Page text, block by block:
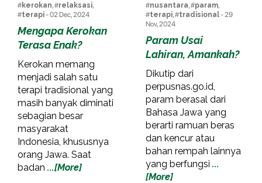
#kerokan, #relaksasi,
#terapi- 02 Dec, 2024
Mengapa Kerokan
Terasa Enak?
Kerokan memang
menjadi salah satu
terapi tradisional yang
masih banyak diminati
sebagian besar
masyarakat
Indonesia, khususnya
orang Jawa. Saat
badan ...[More]
#nusantara, #param,
#terapi, #tradisional- 29
Nov, 2024
Param Usai
Lahiran, Amankah?
Dikutip dari
perpusnas.go.id,
param berasal dari
Bahasa Jawa yang
berarti ramuan beras
dan kencur atau
bahan rempah lainnya
yang berfungsi ...
[More]